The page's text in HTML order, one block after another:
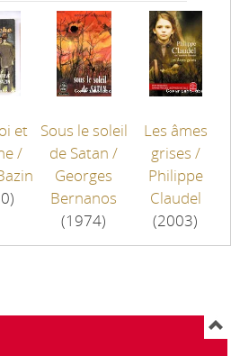
et
/
Sous le soleil
de Satan /
Georges
Bernanos
(1974)
Les âmes
grises /
Philippe
Claudel
(2003)